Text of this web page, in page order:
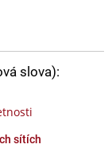
slova):
sítích